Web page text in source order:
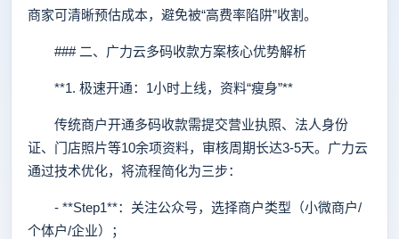
商家可清晰预估成本，避免被“高费率陷阱”收割。
### 二、广力云多码收款方案核心优势解析
**1. 极速开通：1小时上线，资料“瘦身”**
传统商户开通多码收款需提交营业执照、法人身份
证、门店照片等10余项资料，审核周期长达3-5天。广力云
通过技术优化，将流程简化为三步：
- **Step1**：关注公众号，选择商户类型（小微商户/
个体户/企业）；